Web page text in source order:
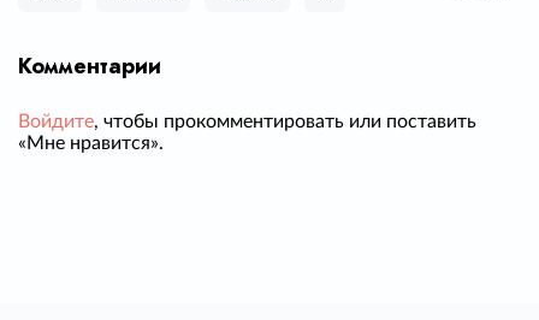
Комментарии
Войдите, чтобы прокомментировать или поставить
«Мне нравится».